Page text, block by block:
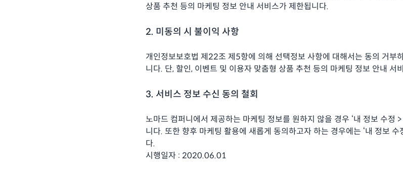
상품 추천 등의 마케팅 정보 안내 서비스가 제한됩니다.
2. 미동의 시 불이익 사항
개인정보보호법 제22조 제5항에 의해 선택정보 사항에 대해서는 동의 거부
니다. 단, 할인, 이벤트 및 이용자 맞춤형 상품 추천 등의 마케팅 정보 안내 서
3. 서비스 정보 수신 동의 철회
노마드 컴퍼니에서 제공하는 마케팅 정보를 원하지 않을 경우 ‘내 정보 수정
니다. 또한 향후 마케팅 활용에 새롭게 동의하고자 하는 경우에는 ‘내 정보 수
다.
시행일자 : 2020.06.01